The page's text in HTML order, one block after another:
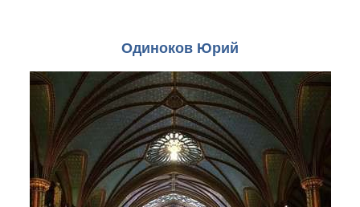
Одиноков Юрий